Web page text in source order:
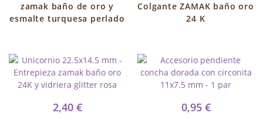
zamak baño de oro y
esmalte turquesa perlado
Colgante ZAMAK baño oro
24 K
2,40 € 0,95 €